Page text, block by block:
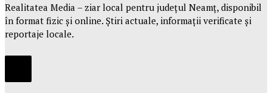
Realitatea Media – ziar local pentru județul Neamț, disponibil
în format fizic și online. Știri actuale, informații verificate și
reportaje locale.